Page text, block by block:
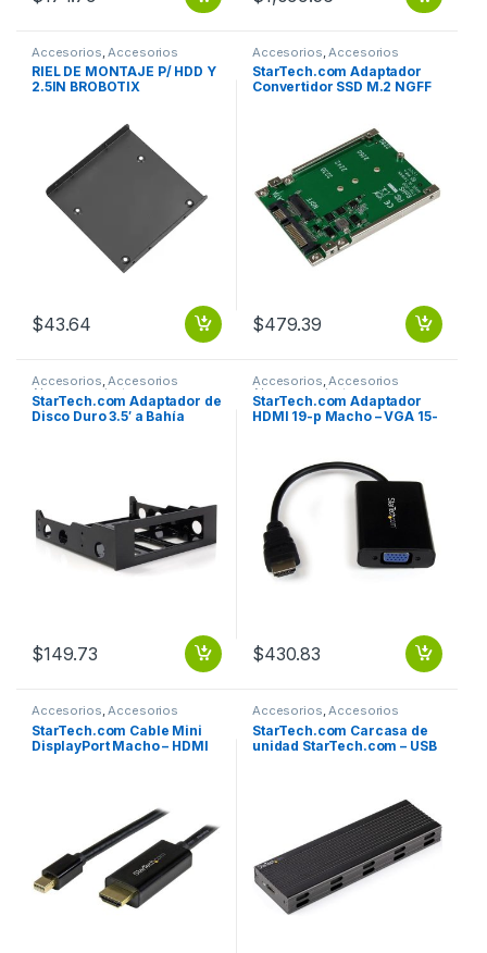
Accesorios Accesorios
Almacenamiento
RIEL DE MONTAJE P/ HDD Y
2.5IN BROBOTIX
$43.64
Accesorios Accesorios
Almacenamiento
StarTech.com Adaptador
Convertidor SSD M.2 NGFF
SATA DE 2.5 PULGADAS
$479.39
Accesorios,Accesorios
Almacenamiento
StarTech.com Adaptador de
Disco Duro 3.5′ a Bahía
$149.73
Accesorios,Accesorios
Almacenamiento
StarTech.com Adaptador
HDMI 19-p Macho – VGA 15-
$430.83
Accesorios,Accesorios
Almacenamiento
StarTech.com Cable Mini
DisplayPort Macho – HDMI
Accesorios,Accesorios
Almacenamiento
StarTech.com Carcasa de
unidad StarTech.com – USB